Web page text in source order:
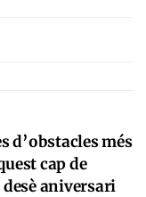
d’obstacles més
cap de
aniversari